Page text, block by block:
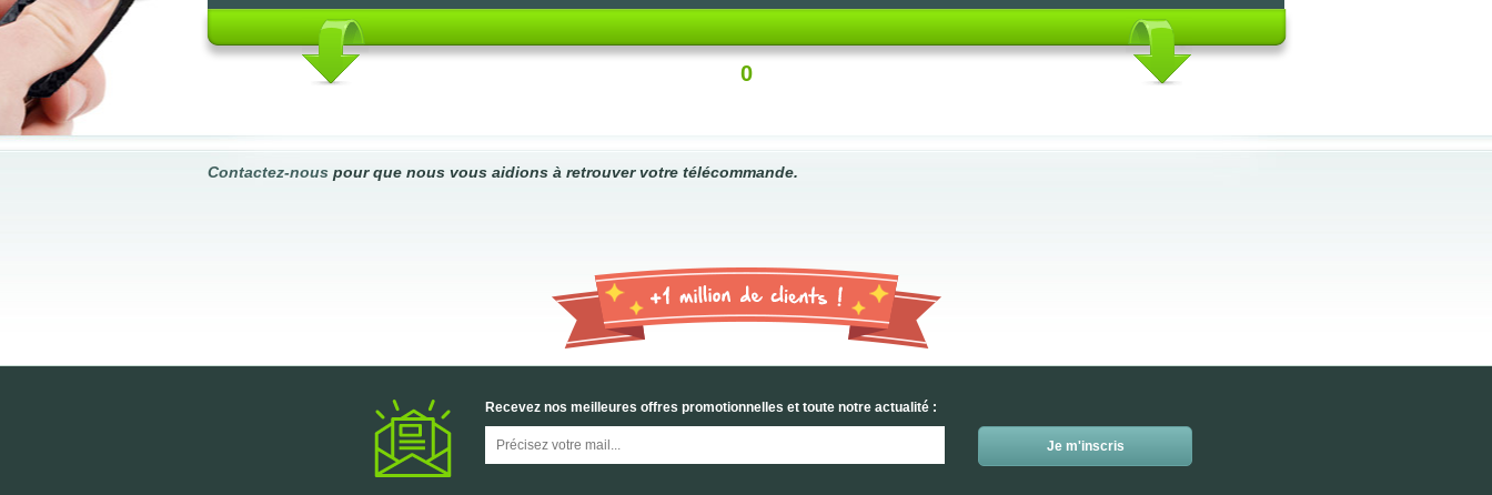
0
Contactez-nous pour que nous vous aidions à retrouver votre télécommande.
Recevez nos meilleures offres promotionnelles et toute notre actualité :